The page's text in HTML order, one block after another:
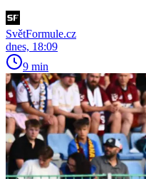
SvětFormule.cz
dnes, 18:09
9 min